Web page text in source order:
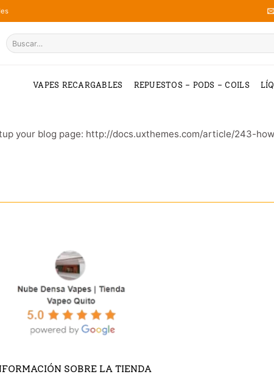
Buscar
por:
VAPES RECARGABLES REPUESTOS – PODS – COILS
your blog page: http://docs.uxthemes.com/article/243-
SOBRE LA TIENDA